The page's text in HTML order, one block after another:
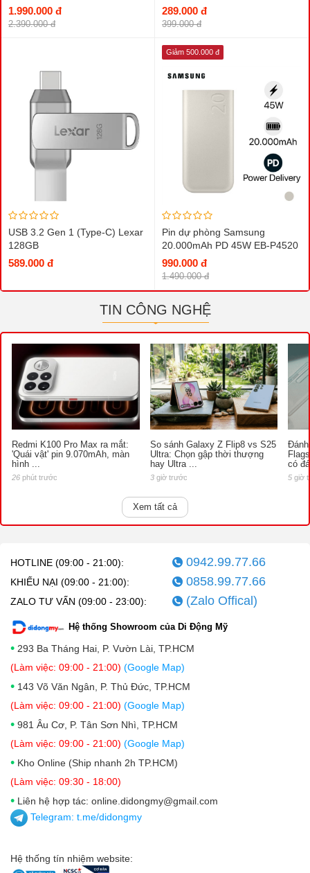
Charger
1.990.000 đ
2.390.000 đ
289.000 đ
399.000 đ
USB 3.2 Gen 1 (Type-C) Lexar
128GB
589.000 đ
Giảm 500.000 đ
Pin dự phòng Samsung
20.000mAh PD 45W EB-P4520
990.000 đ
1.490.000 đ
TIN CÔNG NGHỆ
Redmi K100 Pro Max ra mắt:
'Quái vật' pin 9.070mAh, màn
hình ...
26 phút trước
So sánh Galaxy Z Flip8 vs S25
Ultra: Chọn gập thời thượng
hay Ultra ...
3giờ trước
có
5 giờ
Xem tất cả
HOTLINE (09:00 - 21:00): 0942.99.77.66
KHIẾU NẠI (09:00 - 21:00): 0858.99.77.66
ZALO TƯ VẤN (09:00 - 23:00): (Zalo Offical)
Hệ thống Showroom của Di Động Mỹ
• 293 Ba Tháng Hai, P. Vườn Lài, TP.HCM
(Làm việc: 09:00 - 21:00) (Google Map)
• 143 Võ Văn Ngân, P. Thủ Đức, TP.HCM
(Làm việc: 09:00 - 21:00) (Google Map)
• 981 Âu Cơ, P. Tân Sơn Nhì, TP.HCM
(Làm việc: 09:00 - 21:00) (Google Map)
• Kho Online (Ship nhanh 2h TP.HCM)
(Làm việc: 09:30 - 18:00)
• Liên hệ hợp tác: online.didongmy@gmail.com
Telegram: t.me/didongmy
Hệ thống tín nhiệm website: